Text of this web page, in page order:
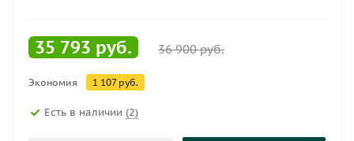
35 793 руб. 36 900руб.
Экономия 1 107руб.
Есть в наличии (2)